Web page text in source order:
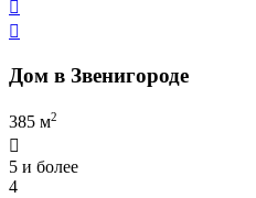


Дом в Звенигороде
385 м2

5 и более
4